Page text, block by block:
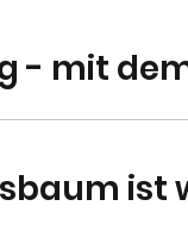
ist